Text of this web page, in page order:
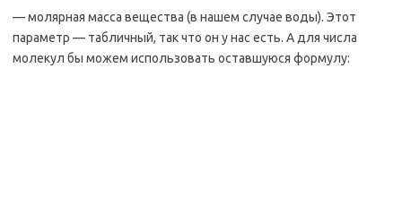
— молярная масса вещества (в нашем случае воды). Этот
параметр — табличный, так что он у нас есть. А для числа
молекул бы можем использовать оставшуюся формулу: